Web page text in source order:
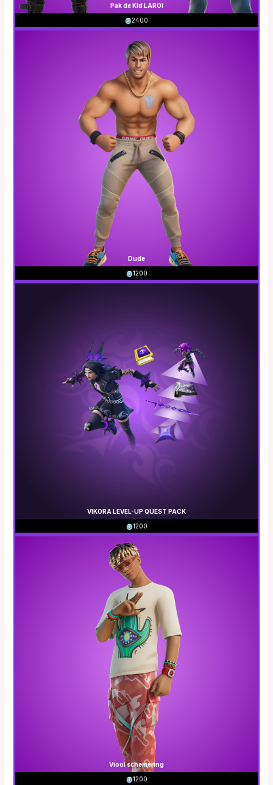
Pak de Kid LAROI
2400
Dude
1200
VIKORA LEVEL-UP QUEST PACK
1200
Viool schemering
1200